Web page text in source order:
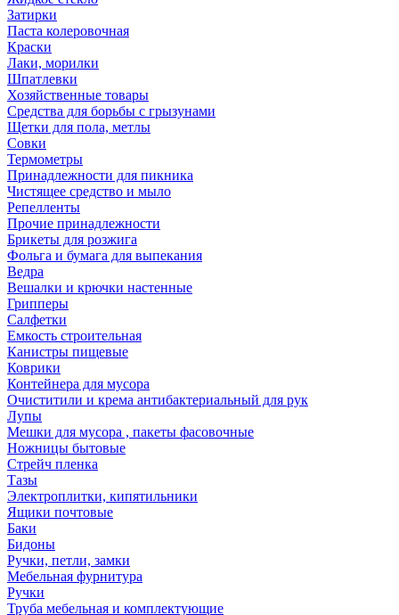
Затирки
Паста колеровочная
Краски
Лаки, морилки
Шпатлевки
Хозяйственные товары
Средства для борьбы с грызунами
Щетки для пола, метлы
Совки
Термометры
Принадлежности для пикника
Чистящее средство и мыло
Репелленты
Прочие принадлежности
Брикеты для розжига
Фольга и бумага для выпекания
Ведра
Вешалки и крючки настенные
Грипперы
Салфетки
Емкость строительная
Канистры пищевые
Коврики
Контейнера для мусора
Очиститили и крема антибактериальный для рук
Лупы
Мешки для мусора , пакеты фасовочные
Ножницы бытовые
Стрейч пленка
Тазы
Электроплитки, кипятильники
Ящики почтовые
Баки
Бидоны
Ручки, петли, замки
Мебельная фурнитура
Ручки
Труба мебельная и комплектующие